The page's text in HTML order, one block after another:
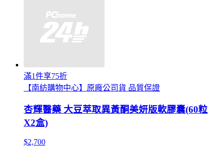
滿1件享75折
【南紡購物中心】原廠公司貨 品質保證
杏輝醫藥 大豆萃取異黃酮美妍版軟膠囊(60粒
X2盒)
$2,700